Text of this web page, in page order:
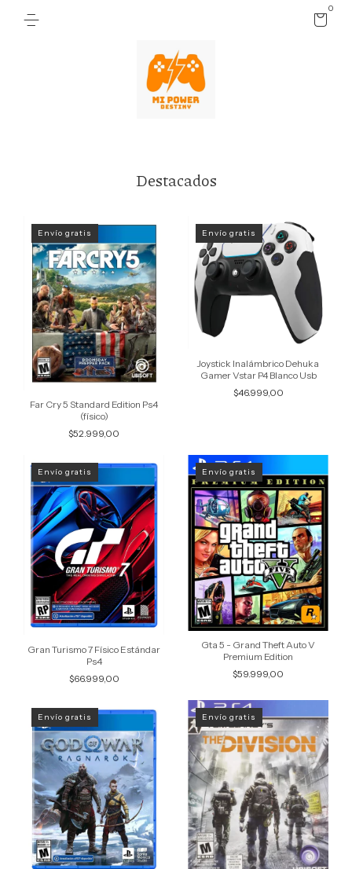
0
Destacados
Envío gratis
Far Cry 5 Standard Edition Ps4
(físico)
$52.999,00
Envío gratis
Joystick Inalámbrico Dehuka
Gamer Vstar P4 Blanco Usb
$46.999,00
Envío gratis
Gran Turismo 7 Físico Estándar
Ps4
$66.999,00
Envío gratis
Gta 5 - Grand Theft Auto V
Premium Edition
$59.999,00
Envío gratis Envío gratis